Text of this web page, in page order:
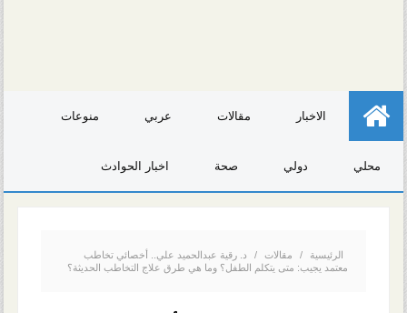
الاخبار مقالات عربي منوعات
محلي دولي صحة اخبار الحوادث
الرئيسية / مقالات /
د. رقية عبدالحميد علي.. أخصائي تخاطب
معتمد يجيب: متى يتكلم الطفل؟ وما هي طرق علاج التخاطب الحديثة؟